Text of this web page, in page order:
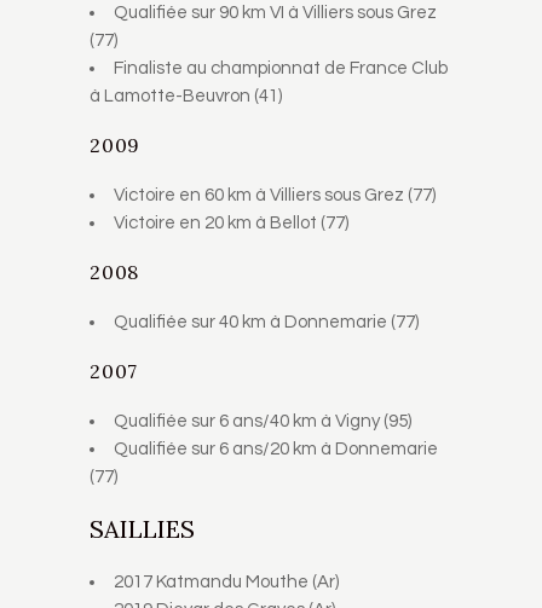
Qualifiée sur 90 km VI à Villiers sous Grez
(77)
Finaliste au championnat de France Club
à Lamotte-Beuvron (41)
2009
Victoire en 60 km à Villiers sous Grez (77)
Victoire en 20 km à Bellot (77)
2008
Qualifiée sur 40 km à Donnemarie (77)
2007
Qualifiée sur 6 ans/40 km à Vigny (95)
Qualifiée sur 6 ans/20 km à Donnemarie
(77)
SAILLIES
2017 Katmandu Mouthe (Ar)